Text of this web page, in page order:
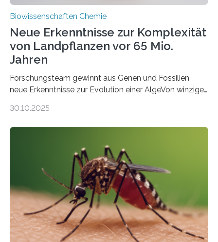
Biowissenschaften Chemie
Neue Erkenntnisse zur Komplexität
von Landpflanzen vor 65 Mio.
Jahren
Forschungsteam gewinnt aus Genen und Fossilien
neue Erkenntnisse zur Evolution einer AlgeVon winzigen
Landpflanzen zählen zu den komplexesten
Grünalgen, die vor Hunderten von Millionen Jahren
lebten. Unter den Vorfahren sticht eine Gruppe heraus,
die noch heute in der Natur vorkommt: die
Süßwasseralge Coleochaetophyceae. Einige Arten
dieser Gruppe bilden aus Zellfäden dichte Geflechte
mit scheibenförmiger Gestalt. Was auffällig ist: Die
nächsten…
30.10.2025